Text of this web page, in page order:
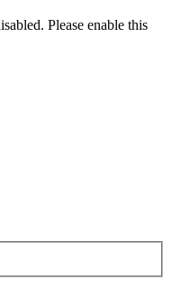
Please enable this